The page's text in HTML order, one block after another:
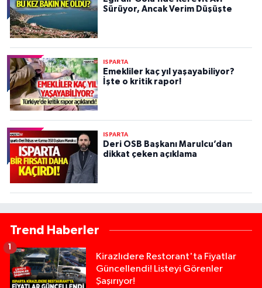
Sürüyor, Ancak Verim Düşüşte
ISPARTA
Emekliler kaç yıl yaşayabiliyor?
İşte o kritik rapor!
ISPARTA
Deri OSB Başkanı Marulcu’dan
dikkat çeken açıklama
Trend Haberler
Kirazlıdere Restorant'ta Fiyatlar
Güncellendi! Listeyi Görenler
Şaşırıyor!
1